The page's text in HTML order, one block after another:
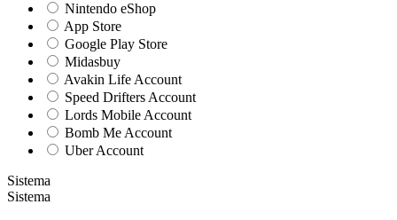
Nintendo eShop
App Store
Google Play Store
Midasbuy
Avakin Life Account
Speed Drifters Account
Lords Mobile Account
Bomb Me Account
Uber Account
Sistema
Sistema